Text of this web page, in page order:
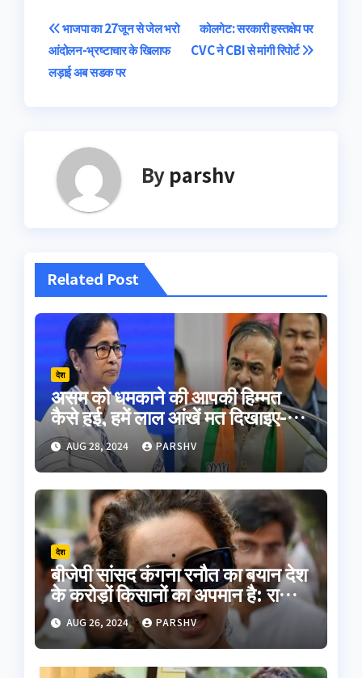
Post
navigation
कोलगेट: सरकारी हस्तक्षेप पर
CVC ने CBI से मांगी रिपोर्ट
भाजपा का 27जून से जेल भरो
आंदोलन-भ्रष्टाचार के खिलाफ
लड़ाई अब सडक पर
By parshv
Related Post
देश
असम को धमकाने की आपकी हिम्मत
कैसे हुई, हमें लाल आंखें मत दिखाइए-
हिमंत बिस्वा सरमा
AUG 28, 2024 PARSHV
देश
बीजेपी सांसद कंगना रनौत का बयान देश
के करोड़ों किसानों का अपमान है: राकेश
टिकैत
AUG 26, 2024 PARSHV